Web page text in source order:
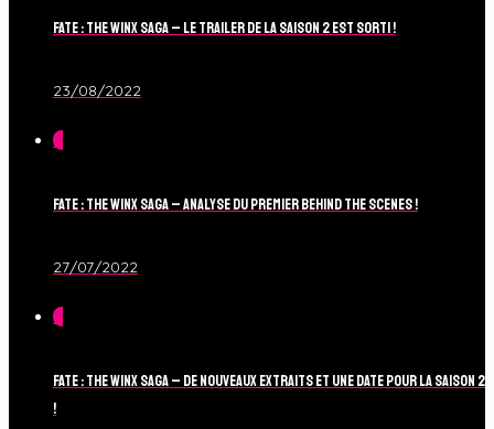
Fate : The Winx Saga – Le Trailer de la Saison 2 est sorti !
23/08/2022
0
Fate : The Winx Saga – Analyse du Premier Behind The Scenes !
27/07/2022
0
Fate : The Winx Saga – De nouveaux extraits et une date pour la Saison 2
!